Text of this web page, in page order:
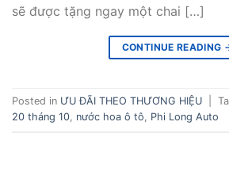
sẽ được tặng ngay một chai […]
CONTINUE READING
Posted in ƯU ĐÃI THEO THƯƠNG HIỆU
20 tháng 10 nước hoa ô tô Phi Long Auto